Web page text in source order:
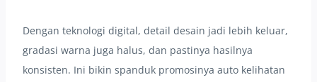
Dengan teknologi digital, detail desain jadi lebih keluar,
gradasi warna juga halus, dan pastinya hasilnya
konsisten. Ini bikin spanduk promosinya auto kelihatan